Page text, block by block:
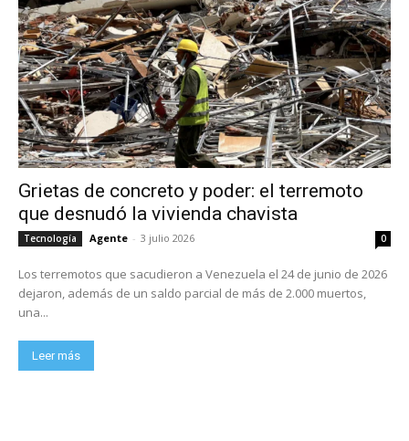
Grietas de concreto y poder: el terremoto
que desnudó la vivienda chavista
Tecnología Agente - 3 julio 2026 0
Los terremotos que sacudieron a Venezuela el 24 de junio de 2026
dejaron, además de un saldo parcial de más de 2.000 muertos,
una...
Leer más